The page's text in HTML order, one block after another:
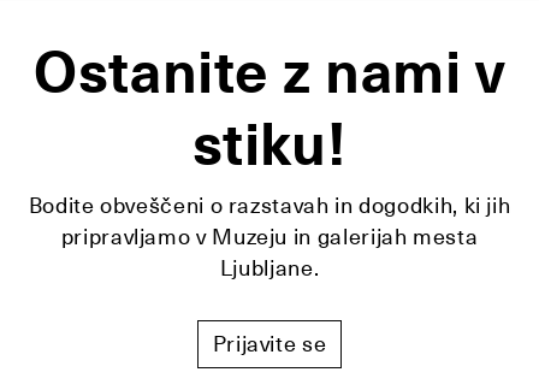
Ostanite z nami v
stiku!
Bodite obveščeni o razstavah in dogodkih, ki jih
pripravljamo v Muzeju in galerijah mesta
Ljubljane.
Prijavite se